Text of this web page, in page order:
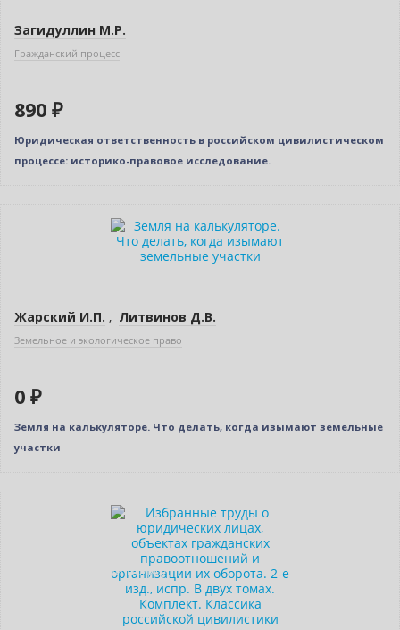
Загидуллин М.Р.
Гражданский процесс
890 ₽
Юридическая ответственность в российском цивилистическом
процессе: историко-правовое исследование.
Жарский И.П. , Литвинов Д.В.
Земельное и экологическое право
0 ₽
Земля на калькуляторе. Что делать, когда изымают земельные
участки
Индивидуальный подход